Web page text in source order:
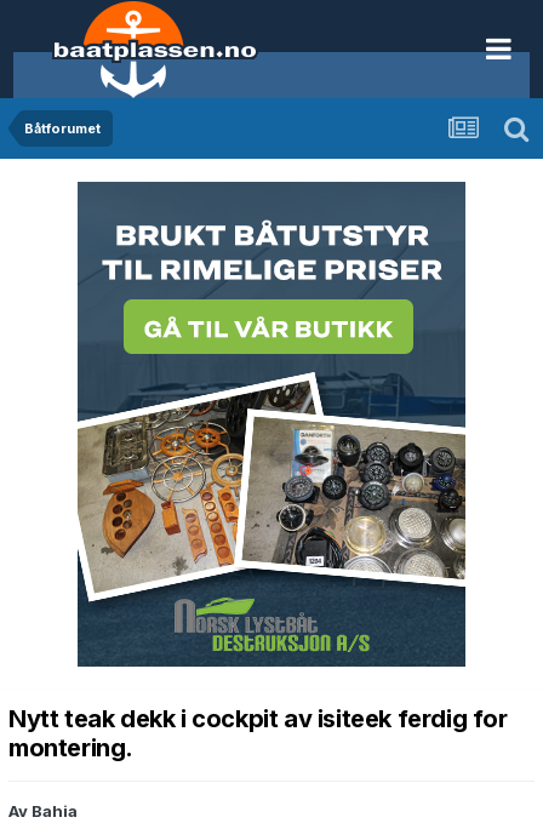
Båtforumet
Nytt teak dekk i cockpit av isiteek ferdig for
montering.
Av Bahia